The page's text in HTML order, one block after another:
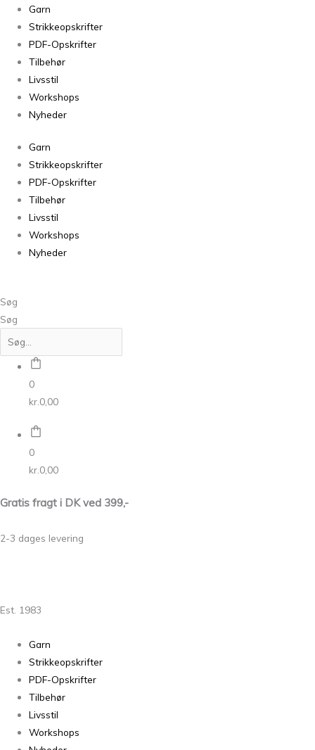
Garn
Strikkeopskrifter
PDF-Opskrifter
Tilbehør
Livsstil
Workshops
Nyheder
Garn
Strikkeopskrifter
PDF-Opskrifter
Tilbehør
Livsstil
Workshops
Nyheder
Søg
Søg
0
kr. 0,00
0
kr. 0,00
Gratis fragt i DK ved 399,-
2-3 dages levering
Est. 1983
Garn
Strikkeopskrifter
PDF-Opskrifter
Tilbehør
Livsstil
Workshops
Frugthuen
børn
antal